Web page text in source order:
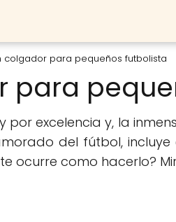
colgador para pequeños futbolista
para
por excelencia y, la
del fútbol, incluye
ocurre como hacerlo?